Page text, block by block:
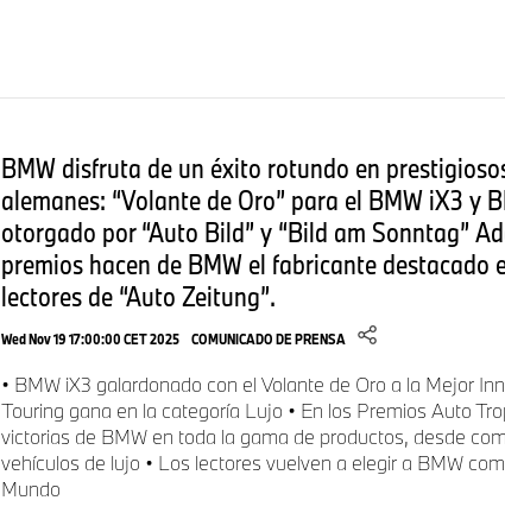
BMW disfruta de un éxito rotundo en
alemanes: “Volante de Oro” para el BMW iX3 y
otorgado por “Auto Bild” y “Bild am Sonntag”
premios hacen de BMW el fabricante destacado
lectores de “Auto Zeitung”.
Wed Nov 19 17:00:00 CET 2025 COMUNICADO DE PRENSA
• BMW iX3 galardonado con el Volante de Oro a la Mejor
Touring gana en la categoría Lujo • En los Premios Auto
victorias de BMW en toda la gama de productos, desde
vehículos de lujo • Los lectores vuelven a elegir a BMW
Mundo